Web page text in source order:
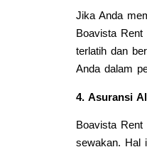
Jika Anda
Boavista
terlatih dan
Anda dalam
4. Asuransi
Boavista
sewakan. Hal